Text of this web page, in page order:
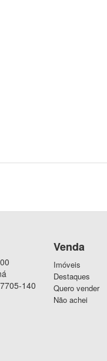
140
Venda
Imóveis
Destaques
Quero vender
Não achei